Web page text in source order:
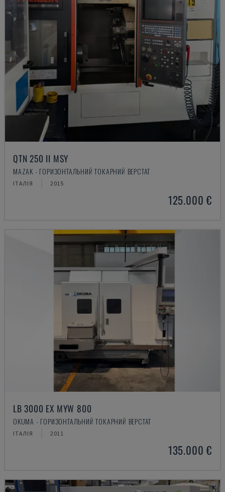
QTN 250 II MSY
MAZAK - ГОРИЗОНТАЛЬНИЙ ТОКАРНИЙ ВЕРСТАТ
ІТАЛІЯ 2015
125.000 €
LB 3000 EX MYW 800
OKUMA - ГОРИЗОНТАЛЬНИЙ ТОКАРНИЙ ВЕРСТАТ
ІТАЛІЯ 2011
135.000 €